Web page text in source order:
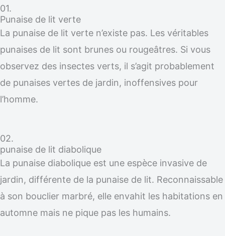
01.
Punaise de lit verte
La punaise de lit verte n’existe pas. Les véritables
punaises de lit sont brunes ou rougeâtres. Si vous
observez des insectes verts, il s’agit probablement
de punaises vertes de jardin, inoffensives pour
l’homme.
02.
punaise de lit diabolique
La punaise diabolique est une espèce invasive de
jardin, différente de la punaise de lit. Reconnaissable
à son bouclier marbré, elle envahit les habitations en
automne mais ne pique pas les humains.